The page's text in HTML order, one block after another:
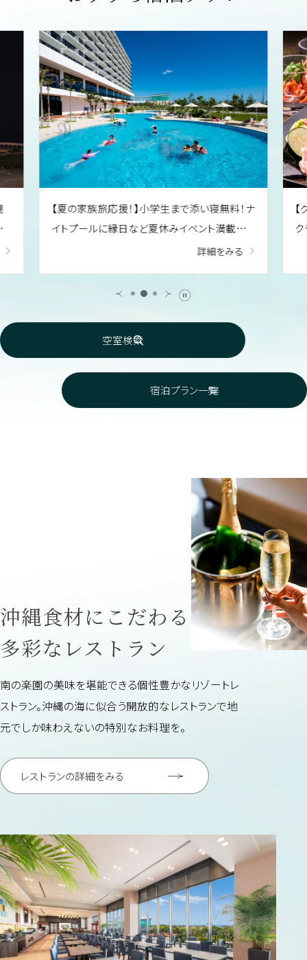
【夏の家族旅応援！】小学生まで添い寝無料！ナ
イトプールに縁日など夏休みイベント満載♪
詳細をみる
空室検索
宿泊プラン一覧
沖縄食材にこだわる
多彩なレストラン
南の楽園の美味を堪能できる個性豊かなリゾートレ
ストラン。沖縄の海に似合う開放的なレストランで地
元でしか味わえないの特別なお料理を。
レストランの詳細をみる